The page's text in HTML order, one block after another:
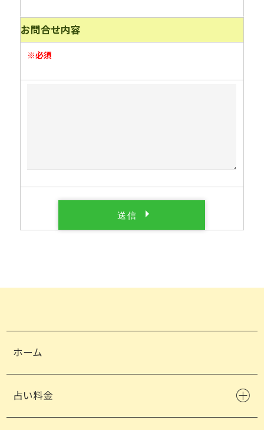
お問合せ内容
※必須
ホーム
占い料金